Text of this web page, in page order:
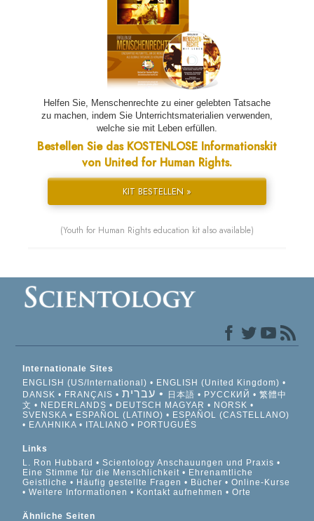
Helfen Sie, Menschenrechte zu einer gelebten Tatsache
zu machen, indem Sie Unterrichtsmaterialien verwenden,
welche sie mit Leben erfüllen.
Bestellen Sie das KOSTENLOSE Informationskit
von United for Human Rights.
KIT BESTELLEN »
(Youth for Human Rights education kit also available)
Internationale Sites
ENGLISH (US/International)
ENGLISH (United Kingdom)
DANSK
FRANÇAIS עברית 日本語 РУССКИЙ
繁體中
文
NEDERLANDS DEUTSCH MAGYAR
NORSK
SVENSKA
ESPAÑOL (LATINO)
ESPAÑOL (CASTELLANO)
ΕΛΛΗΝΙΚA
ITALIANO PORTUGUÊS
Links
L. Ron Hubbard
Scientology Anschauungen und Praxis
Eine Stimme für die Menschlichkeit
Ehrenamtliche
Geistliche
Häufig gestellte Fragen Bücher
Online-Kurse
Weitere Informationen
Kontakt aufnehmen Orte
Ähnliche Seiten